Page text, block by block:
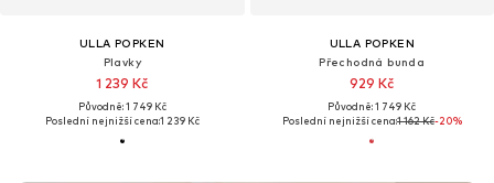
ULLA POPKEN
Plavky
1 239 Kč
Původně: 1 749 Kč
Poslední nejnižší cena:1 239 Kč
ULLA POPKEN
Přechodná bunda
929 Kč
Původně: 1 749 Kč
Poslední nejnižší cena:1 162 Kč-20%